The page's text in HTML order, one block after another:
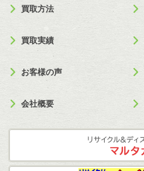
買取方法
買取実績
お客様の声
会社概要